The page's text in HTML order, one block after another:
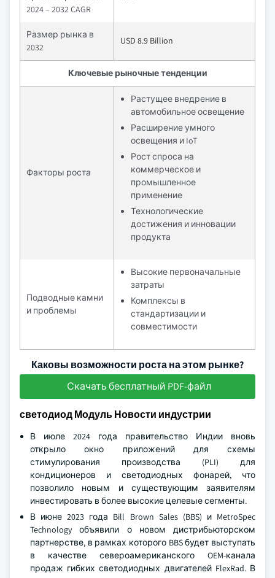
2024 – 2032 CAGR
Размер рынка в
2032
USD 8.9 Billion
Ключевые рыночные тенденции
Факторы роста
Растущее внедрение в
автомобильное освещение
Расширение умного
освещения и IoT
Рост спроса на
коммерческое и
промышленное
применение
Технологические
достижения и инновации
продукта
Подводные камни
и проблемы
Высокие первоначальные
затраты
Комплексы в
стандартизации и
совместимости
Каковы возможности роста на этом рынке?
Скачать бесплатный PDF-файл
светодиод Модуль Новости индустрии
В июле 2024 года правительство Индии вновь
открыло окно приложений для схемы
стимулирования производства (PLI) для
кондиционеров и светодиодных фонарей, что
позволило новым и существующим заявителям
инвестировать в более высокие целевые сегменты.
В июне 2023 года Bill Brown Sales (BBS) и MetroSpec
Technology объявили о новом дистрибьюторском
партнерстве, в рамках которого BBS будет выступать
в качестве североамериканского OEM-канала
продаж гибких светодиодных двигателей FlexRad. В